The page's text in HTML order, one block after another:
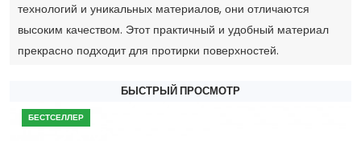
технологий и уникальных материалов, они отличаются
высоким качеством. Этот практичный и удобный материал
прекрасно подходит для протирки поверхностей.
БЕСТСЕЛЛЕР
БЫСТРЫЙ ПРОСМОТР